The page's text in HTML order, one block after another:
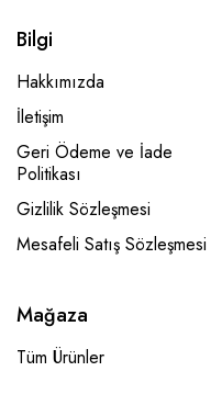
Bilgi
Hakkımızda
İletişim
Geri Ödeme ve İade
Politikası
Gizlilik Sözleşmesi
Mesafeli Satış Sözleşmesi
Mağaza
Tüm Ürünler